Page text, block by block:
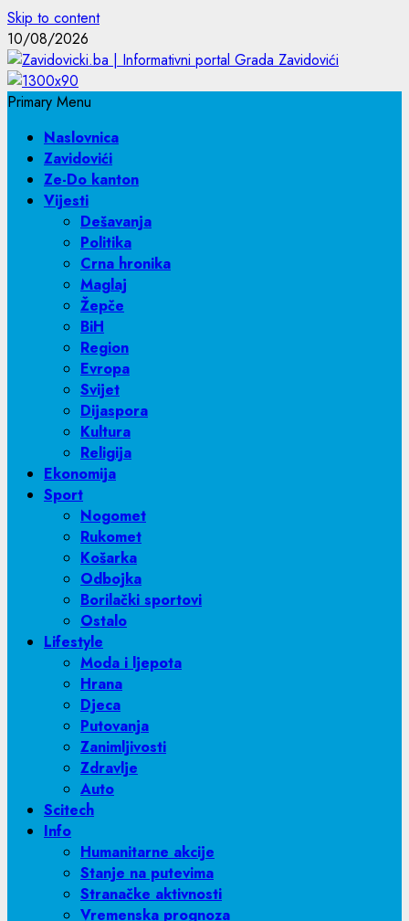
Skip to content
10/08/2026
Primary Menu
Naslovnica
Zavidovići
Ze-Do kanton
Vijesti
Dešavanja
Politika
Crna hronika
Maglaj
Žepče
BiH
Region
Evropa
Svijet
Dijaspora
Kultura
Religija
Ekonomija
Sport
Nogomet
Rukomet
Košarka
Odbojka
Borilački sportovi
Ostalo
Lifestyle
Moda i ljepota
Hrana
Djeca
Putovanja
Zanimljivosti
Zdravlje
Auto
Scitech
Info
Humanitarne akcije
Stanje na putevima
Stranačke aktivnosti
Vremenska prognoza